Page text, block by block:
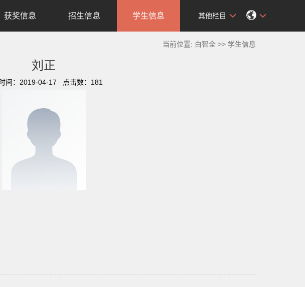
获奖信息 招生信息 学生信息 其他栏目
当前位置: 白智全 >> 学生信息
刘正
间：2019-04-17 点击数： 181